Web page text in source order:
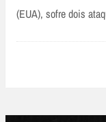
(EUA), sofre dois